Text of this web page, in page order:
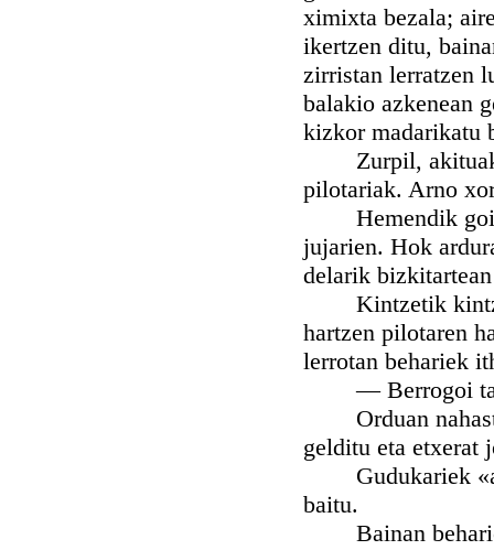
ximixta bezala;
ikertzen ditu,
zirristan lerratzen
balakio azkenean
kizkor madarikatu
Zurpil, akituak,
pilotariak. Arno
Hemendik goiti,
jujarien. Hok
delarik
Kintzetik
hartzen pilotaren
lerrotan behariek
— Berrogoi ta
Orduan
gelditu eta etxerat
Gudukariek
baitu.
Bainan